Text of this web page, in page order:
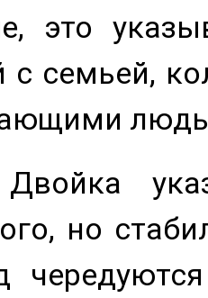
это
с семьей,
но